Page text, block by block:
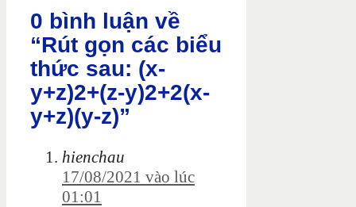
0 bình luận về
“Rút gọn các biểu
thức sau: (x-
y+z)2+(z-y)2+2(x-
y+z)(y-z)”
hienchau
17/08/2021 vào lúc
01:01